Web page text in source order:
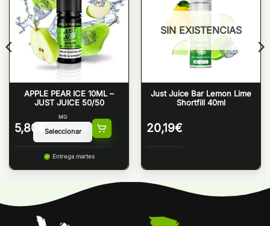
APPLE PEAR ICE 10ML –
JUST JUICE 50/50
5,80 €
MG
Entrega martes
SIN EXISTENCIAS
Just Juice Bar Lemon Lime
Shortfill 40ml
20,19€